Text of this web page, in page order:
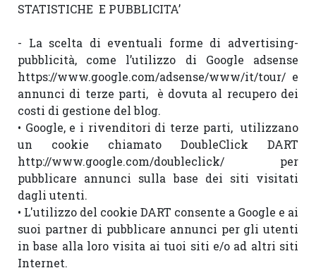
STATISTICHE  E PUBBLICITA’
- La scelta di eventuali forme di advertising-
pubblicità, come l’utilizzo di Google adsense
https://www.google.com/adsense/www/it/tour/ e
annunci di terze parti,  è dovuta al recupero dei
costi di gestione del blog.
• Google, e i rivenditori di terze parti,  utilizzano
un cookie chiamato DoubleClick DART
http://www.google.com/doubleclick/    per
pubblicare annunci sulla base dei siti visitati
dagli utenti.
• L'utilizzo del cookie DART consente a Google e ai
suoi partner di pubblicare annunci per gli utenti
in base alla loro visita ai tuoi siti e/o ad altri siti
Internet.